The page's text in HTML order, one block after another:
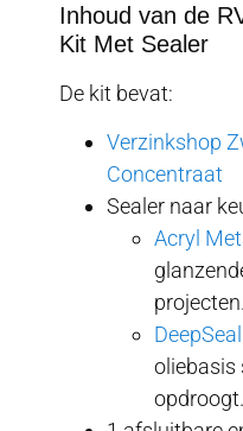
Inhoud van de
Kit Met Sealer
De kit bevat:
Verzinkshop
Concentraat
Sealer naar
Acryl
projecten.
oliebasis
opdroogt.